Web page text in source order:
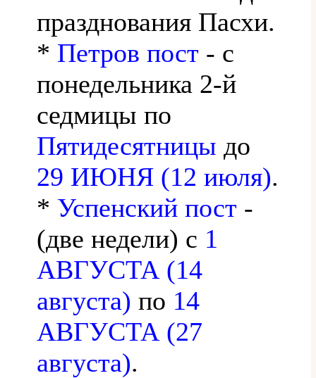
празднования Пасхи.
* Петров пост - с
понедельника 2-й
седмицы по
Пятидесятницы до
29 ИЮНЯ (12 июля).
* Успенский пост -
(две недели) с 1
АВГУСТА (14
августа) по 14
АВГУСТА (27
августа).